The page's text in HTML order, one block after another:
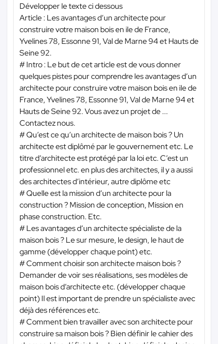
Développer le texte ci dessous
Article : Les avantages d’un architecte pour
construire votre maison bois en ile de France,
Yvelines 78, Essonne 91, Val de Marne 94 et Hauts de
Seine 92.
# Intro : Le but de cet article est de vous donner
quelques pistes pour comprendre les avantages d’un
architecte pour construire votre maison bois en ile de
France, Yvelines 78, Essonne 91, Val de Marne 94 et
Hauts de Seine 92. Vous avez un projet de ...
Contactez nous.
# Qu’est ce qu’un architecte de maison bois ? Un
architecte est diplômé par le gouvernement etc. Le
titre d’architecte est protégé par la loi etc. C’est un
professionnel etc. en plus des architectes, il y a aussi
des architectes d’intérieur, autre diplôme etc
# Quelle est la mission d’un architecte pour la
construction ? Mission de conception, Mission en
phase construction. Etc.
# Les avantages d’un architecte spécialiste de la
maison bois ? Le sur mesure, le design, le haut de
gamme (développer chaque point) etc.
# Comment choisir son architecte maison bois ?
Demander de voir ses réalisations, ses modèles de
maison bois d’architecte etc. (développer chaque
point) Il est important de prendre un spécialiste avec
déjà des références etc.
# Comment bien travailler avec son architecte pour
construire sa maison bois ? Bien définir le cahier des